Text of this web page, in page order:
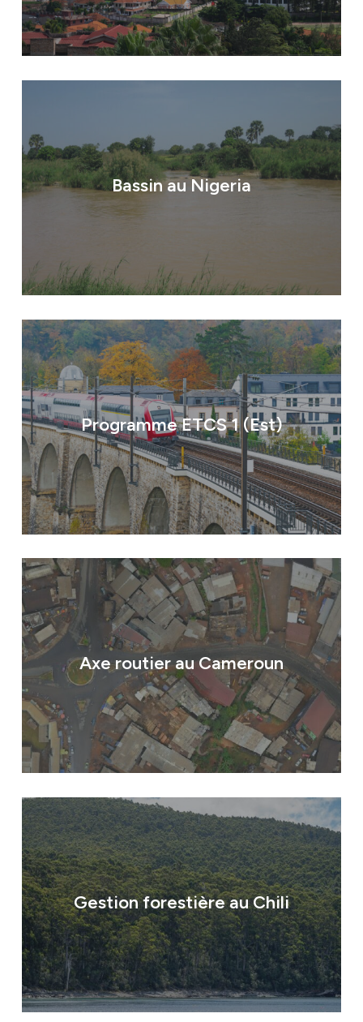
Bassin au Nigeria
Programme ETCS 1 (Est)
Axe routier au Cameroun
Gestion forestière au Chili
Identité
Agences
Filiales
Engagements
Actualités